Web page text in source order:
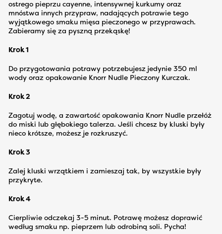
ostrego pieprzu cayenne, intensywnej kurkumy oraz
mnóstwa innych przypraw, nadających potrawie tego
wyjątkowego smaku mięsa pieczonego w przyprawach.
Zabieramy się za pyszną przekąskę!
Krok 1
Do przygotowania potrawy potrzebujesz jedynie 350 ml
wody oraz opakowanie Knorr Nudle Pieczony Kurczak.
Krok 2
Zagotuj wodę, a zawartość opakowania Knorr Nudle przełóż
do miski lub głębokiego talerza. Jeśli chcesz by kluski były
nieco krótsze, możesz je rozkruszyć.
Krok 3
Zalej kluski wrzątkiem i zamieszaj tak, by wszystkie były
przykryte.
Krok 4
Cierpliwie odczekaj 3-5 minut. Potrawę możesz doprawić
według smaku np. pieprzem lub odrobiną soli. Pycha!